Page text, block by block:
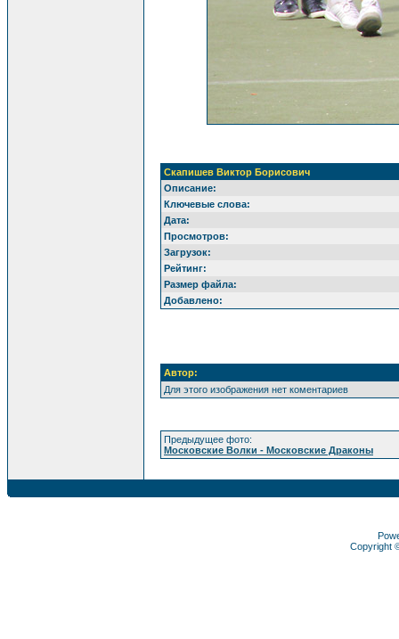
Скапишев Виктор Борисович
Описание:
Ключевые слова:
Дата:
Просмотров:
Загрузок:
Рейтинг:
Размер файла:
Добавлено:
Автор:
Для этого изображения нет коментариев
Предыдущее фото:
Московские Волки - Московские Драконы
Copyright